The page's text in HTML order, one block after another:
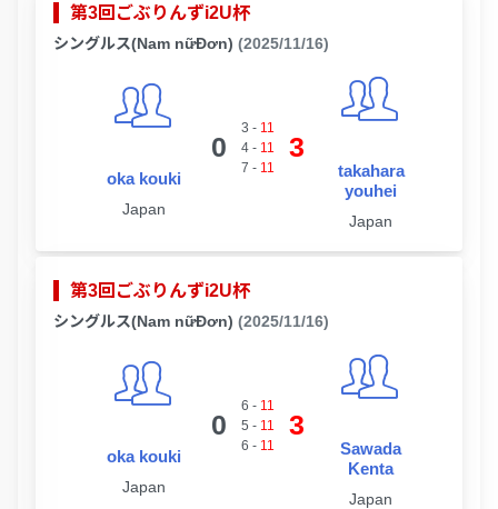
第3回ごぶりんずi2U杯
シングルス(Nam nữĐơn) (2025/11/16)
oka kouki
Japan
0
3 - 11
4- 11
7 - 11
3
takahara
youhei
Japan
第3回ごぶりんずi2U杯
シングルス(Nam nữĐơn) (2025/11/16)
oka kouki
Japan
0
6 - 11
5 - 11
6 - 11
3
Sawada
Kenta
Japan